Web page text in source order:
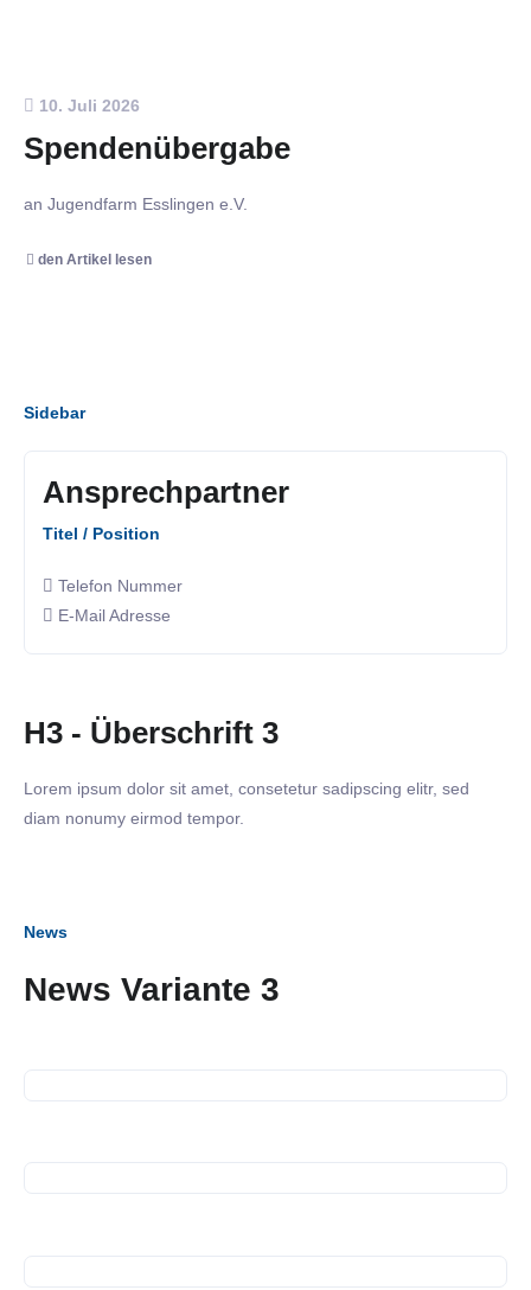
10. Juli 2026
Spendenübergabe
an Jugendfarm Esslingen e.V.
den Artikel lesen
Sidebar
Ansprechpartner
Titel / Position
Telefon Nummer
E-Mail Adresse
H3 - Überschrift 3
Lorem ipsum dolor sit amet, consetetur sadipscing elitr, sed
diam nonumy eirmod tempor.
News
News Variante 3